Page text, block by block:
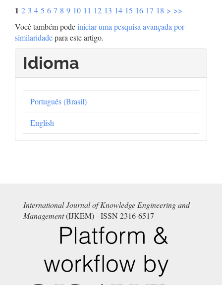
1 2 3 4 5 6 7 8 9 10 11 12 13 14 15 16 17 18 > >>
Você também podeiniciar uma pesquisa avançada por
similaridadepara este artigo.
Idioma
Português (Brasil)
English
International Journal of Knowledge Engineering and
Management(IJKEM) - ISSN 2316-6517